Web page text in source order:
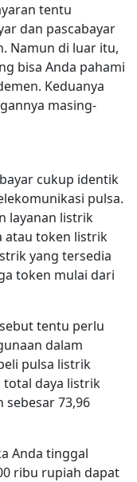
tentu
dan pascabayar
Namun di luar itu,
bisa Anda pahami
Keduanya
masing-
cukup identik
pulsa.
layanan listrik
atau token listrik
yang tersedia
token mulai dari
tentu perlu
dalam
pulsa listrik
total daya listrik
73,96
Anda tinggal
ribu rupiah dapat